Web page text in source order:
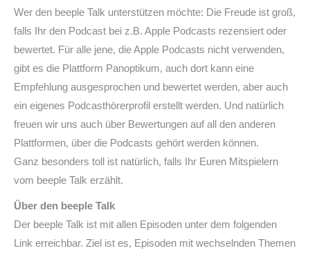
Wer den beeple Talk unterstützen möchte: Die Freude ist groß,
falls Ihr den Podcast bei z.B. Apple Podcasts rezensiert oder
bewertet. Für alle jene, die Apple Podcasts nicht verwenden,
gibt es die Plattform Panoptikum, auch dort kann eine
Empfehlung ausgesprochen und bewertet werden, aber auch
ein eigenes Podcasthörerprofil erstellt werden. Und natürlich
freuen wir uns auch über Bewertungen auf all den anderen
Plattformen, über die Podcasts gehört werden können.
Ganz besonders toll ist natürlich, falls Ihr Euren Mitspielern
vom beeple Talk erzählt.
Über den beeple Talk
Der beeple Talk ist mit allen Episoden unter dem folgenden
Link erreichbar. Ziel ist es, Episoden mit wechselnden Themen